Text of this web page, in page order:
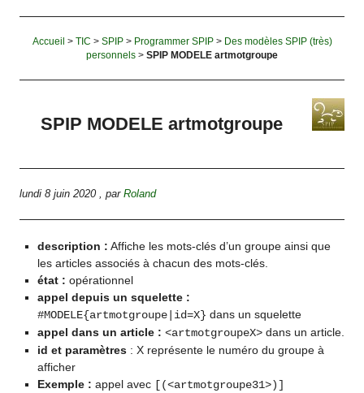
Accueil > TIC > SPIP> Programmer SPIP> Des modèles SPIP (très)
personnels > SPIP MODELE artmotgroupe
SPIP MODELE artmotgroupe
lundi 8 juin 2020 ,parRoland
description : Affiche les mots-clés d’un groupe ainsi que
les articles associés à chacun des mots-clés.
état : opérationnel
appel depuis un squelette :
#MODELE{artmotgroupe|id=X} dans un squelette
appel dans un article : <artmotgroupeX>dans un article.
id et paramètres: X représente le numéro du groupe à
afficher
Exemple : appel avec [(<artmotgroupe31>)]